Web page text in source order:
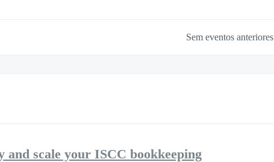
Sem eventos anteriores
and scale your ISCC bookkeeping